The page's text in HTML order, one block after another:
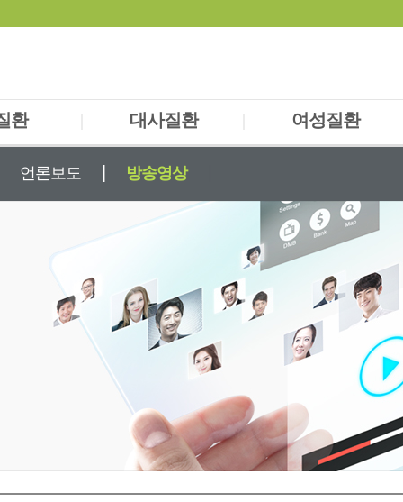
환
실조증
지러움
대사질환
당뇨
비만
만성피로
여성질환
생리통
피부질환
언론보도 방송영상